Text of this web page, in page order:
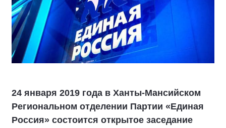
24 января 2019 года в Ханты-Мансийском
Региональном отделении Партии «Единая
Россия» состоится открытое заседание